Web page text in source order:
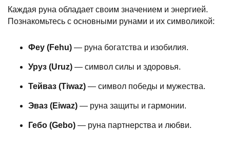
Каждая руна обладает своим значением и энергией.
Познакомьтесь с основными рунами и их символикой:
Феу (Fehu) — руна богатства и изобилия.
Уруз (Uruz) — символ силы и здоровья.
Тейваз (Tiwaz) — символ победы и мужества.
Эваз (Eiwaz) — руна защиты и гармонии.
Гебо (Gebo) — руна партнерства и любви.